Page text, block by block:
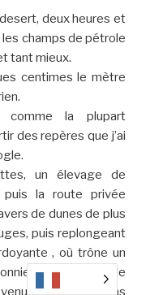
deux heures et
champs de pétrole
tant mieux.
centimes le mètre
la plupart
des repères que j’ai
un élevage de
puis la route privée
de dunes de plus
puis replongeant
, où trône un
On y entend le
s’abreuver dans